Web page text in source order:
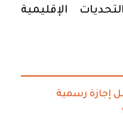
الإقليمية
إجازة رسمية